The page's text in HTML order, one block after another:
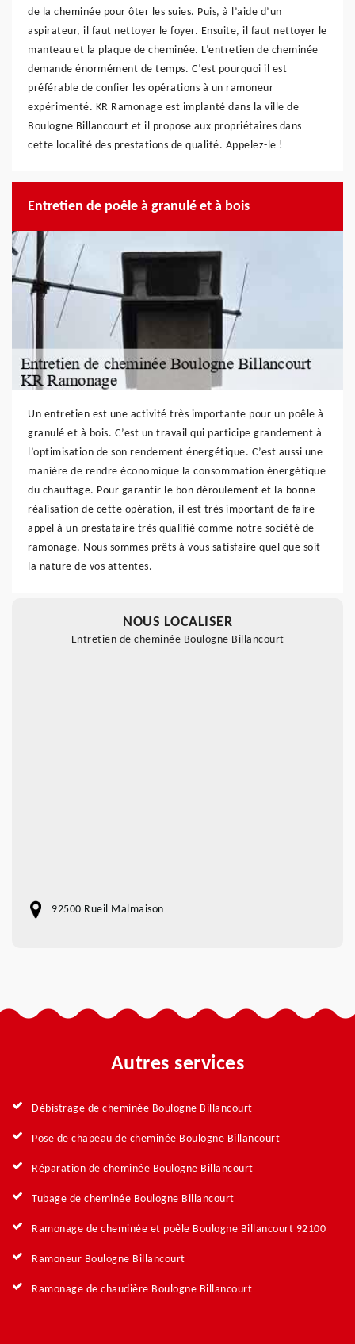
de la cheminée pour ôter les suies. Puis, à l’aide d’un
aspirateur, il faut nettoyer le foyer. Ensuite, il faut nettoyer le
manteau et la plaque de cheminée. L’entretien de cheminée
demande énormément de temps. C’est pourquoi il est
préférable de confier les opérations à un ramoneur
expérimenté. KR Ramonage est implanté dans la ville de
Boulogne Billancourt et il propose aux propriétaires dans
cette localité des prestations de qualité. Appelez-le !
Entretien de poêle à granulé et à bois
Un entretien est une activité très importante pour un poêle à
granulé et à bois. C’est un travail qui participe grandement à
l’optimisation de son rendement énergétique. C’est aussi une
manière de rendre économique la consommation énergétique
du chauffage. Pour garantir le bon déroulement et la bonne
réalisation de cette opération, il est très important de faire
appel à un prestataire très qualifié comme notre société de
ramonage. Nous sommes prêts à vous satisfaire quel que soit
la nature de vos attentes.
NOUS LOCALISER
Entretien de cheminée Boulogne Billancourt
92500 Rueil Malmaison
Autres services
Débistrage de cheminée Boulogne Billancourt
Pose de chapeau de cheminée Boulogne Billancourt
Réparation de cheminée Boulogne Billancourt
Tubage de cheminée Boulogne Billancourt
Ramonage de cheminée et poêle Boulogne Billancourt 92100
Ramoneur Boulogne Billancourt
Ramonage de chaudière Boulogne Billancourt